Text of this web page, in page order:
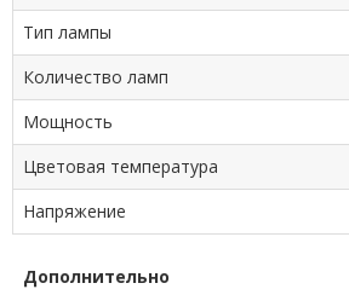
Тип лампы
Количество ламп
Мощность
Цветовая температура
Напряжение
Дополнительно